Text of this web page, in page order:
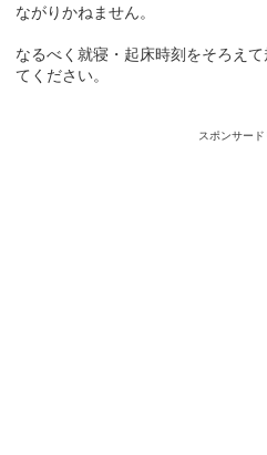
ながりかねません。
なるべく就寝・起床時刻をそろえ
てください。
スポンサード